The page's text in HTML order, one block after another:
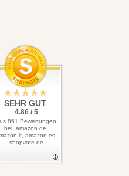
SEHR GUT
4.86 / 5
861 Bewertungen
bei: amazon.de,
amazon.es,
shopvote.de